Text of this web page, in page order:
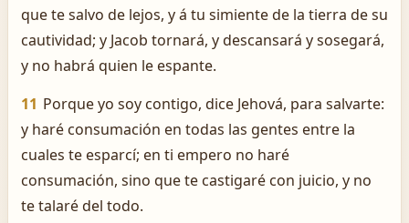
que te salvo de lejos, y á tu simiente de la tierra de su
cautividad; y Jacob tornará, y descansará y sosegará,
y no habrá quien le espante.
11 Porque yo soy contigo, dice Jehová, para salvarte:
y haré consumación en todas las gentes entre la
cuales te esparcí; en ti empero no haré
consumación, sino que te castigaré con juicio, y no
te talaré del todo.